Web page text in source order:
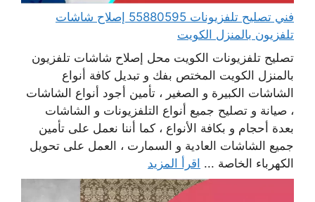
فني تصليح تلفزيونات 55880595 إصلاح شاشات
تلفزيون بالمنزل الكويت
تصليح تلفزيونات الكويت محل إصلاح شاشات تلفزيون
بالمنزل الكويت المختص بفك و تبديل كافة أنواع
الشاشات الكبيرة و الصغير ، تأمين أجود أنواع الشاشات
، صيانة و تصليح جميع أنواع التلفزيونات و الشاشات
بعدة أحجام و بكافة الأنواع ، كما أننا نعمل على تأمين
جميع الشاشات العادية و السمارت ، العمل على تحويل
الكهرباء الخاصة ... اقرأ المزيد